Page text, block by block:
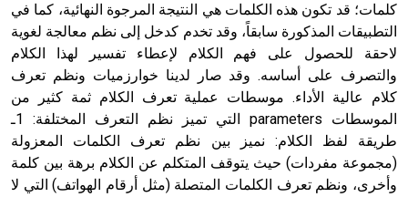
كلمات؛ قد تكون هذه الكلمات هي النتيجة المرجوة النهائية، كما في
التطبيقات المذكورة سابقاً، وقد تخدم كدخل إلى نظم معالجة لغوية
لاحقة للحصول على فهم الكلام لإعطاء تفسير لهذا الكلام
والتصرف على أساسه. وقد صار لدينا خوارزميات ونظم تعرف
كلام عالية الأداء. موسطات عملية تعرف الكلام ثمة كثير من
الموسطات parameters التي تميز نظم التعرف المختلفة: 1ـ
طريقة لفظ الكلام: نميز بين نظم تعرف الكلمات المعزولة
(مجموعة مفردات) حيث يتوقف المتكلم عن الكلام برهة بين كلمة
وأخرى، ونظم تعرف الكلمات المتصلة (مثل أرقام الهواتف) التي لا